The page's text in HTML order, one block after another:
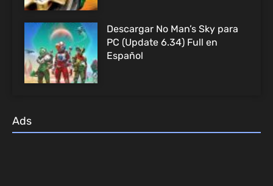
Descargar No Man’s Sky para
PC (Update 6.34) Full en
Español
Ads